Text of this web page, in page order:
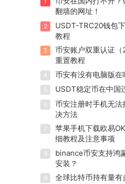
翻墙的网址！
2
USDT-TRC20钱包
教程
3
币安账户双重认证（
重置教程
4 币安有没有电脑版在
5 USDT稳定币在中国
6
币安注册时手机无
决方法
7
苹果手机下载欧易
细教程及注意事项
8
binance币安支持鸿
安装？
9 全球比特币持有量有